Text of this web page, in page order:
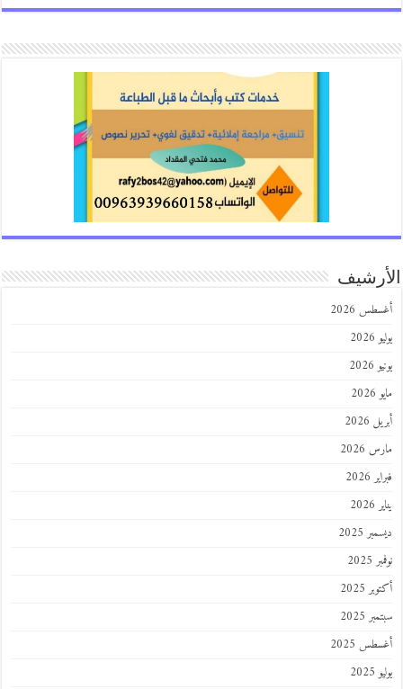
الأرشيف
أغسطس 2026
يوليو 2026
يونيو 2026
مايو 2026
أبريل 2026
مارس 2026
فبراير 2026
يناير 2026
ديسمبر 2025
نوفمبر 2025
أكتوبر 2025
سبتمبر 2025
أغسطس 2025
يوليو 2025